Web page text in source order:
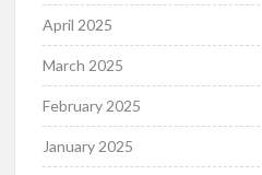
April 2025
March 2025
February 2025
January 2025